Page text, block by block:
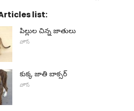
list:
పిల్లుల చిన్న జాతులు
హౌస్
కుక్క జాతి బాక్సర్
హౌస్